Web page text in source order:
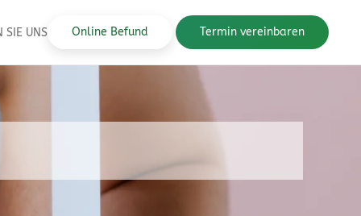
SIE UNS Online Befund Termin vereinbaren